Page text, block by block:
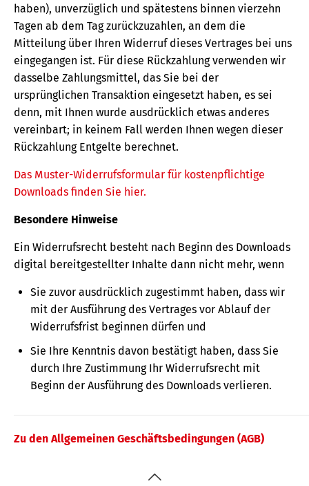
haben), unverzüglich und spätestens binnen vierzehn
Tagen ab dem Tag zurückzuzahlen, an dem die
Mitteilung über Ihren Widerruf dieses Vertrages bei uns
eingegangen ist. Für diese Rückzahlung verwenden wir
dasselbe Zahlungsmittel, das Sie bei der
ursprünglichen Transaktion eingesetzt haben, es sei
denn, mit Ihnen wurde ausdrücklich etwas anderes
vereinbart; in keinem Fall werden Ihnen wegen dieser
Rückzahlung Entgelte berechnet.
Das Muster-Widerrufsformular für kostenpflichtige
Downloads finden Sie hier.
Besondere Hinweise
Ein Widerrufsrecht besteht nach Beginn des Downloads
digital bereitgestellter Inhalte dann nicht mehr, wenn
Sie zuvor ausdrücklich zugestimmt haben, dass wir
mit der Ausführung des Vertrages vor Ablauf der
Widerrufsfrist beginnen dürfen und
Sie Ihre Kenntnis davon bestätigt haben, dass Sie
durch Ihre Zustimmung Ihr Widerrufsrecht mit
Beginn der Ausführung des Downloads verlieren.
Zu den Allgemeinen Geschäftsbedingungen (AGB)